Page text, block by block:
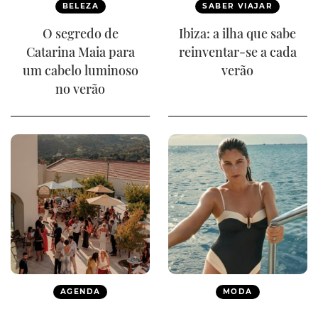
BELEZA
O segredo de
Catarina Maia para
um cabelo luminoso
no verão
SABER VIAJAR
Ibiza: a ilha que sabe
reinventar-se a cada
verão
AGENDA MODA